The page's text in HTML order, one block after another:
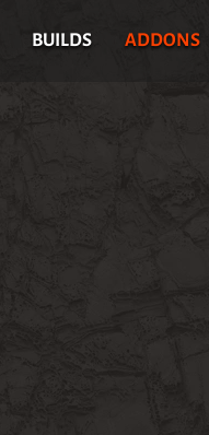
BUILDS ADDONS